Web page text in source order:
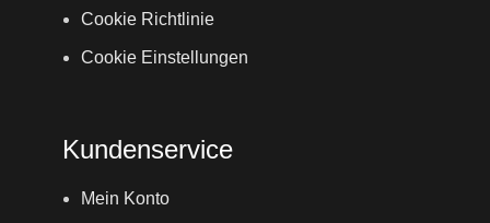
Cookie Richtlinie
Cookie Einstellungen
Kundenservice
Mein Konto